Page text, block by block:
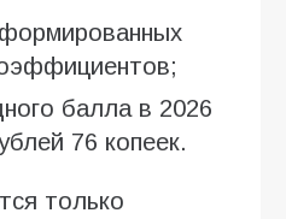
балла в 2026
76 копеек.
только